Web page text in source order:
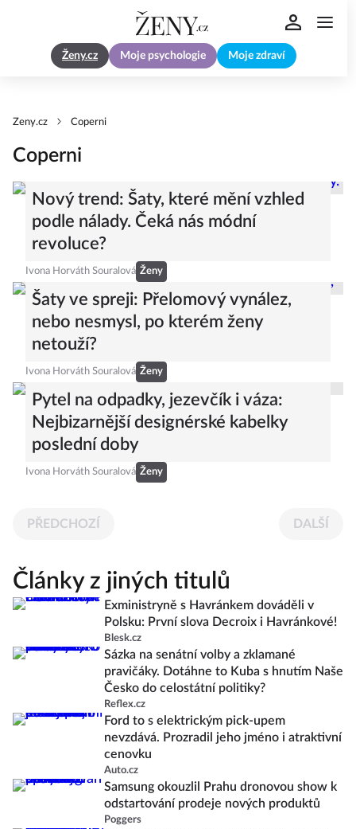
Ženy.cz Moje psychologie Moje zdraví
Zeny.cz Coperni
Coperni
Nový trend: Šaty, které mění vzhled
podle nálady. Čeká nás módní
revoluce?
Ivona Horváth Souralová Ženy
Šaty ve spreji: Přelomový vynález,
nebo nesmysl, po kterém ženy
netouží?
Ivona Horváth Souralová Ženy
Pytel na odpadky, jezevčík i váza:
Nejbizarnější designérské kabelky
poslední doby
Ivona Horváth Souralová Ženy
PŘEDCHOZÍ DALŠÍ
Články z jiných titulů
Exministryně s Havránkem dováděli v
Polsku: První slova Decroix i Havránkové!
Blesk.cz
Sázka na senátní volby a zklamané
pravičáky. Dotáhne to Kuba s hnutím Naše
Česko do celostátní politiky?
Reflex.cz
Ford to s elektrickým pick-upem
nevzdává. Prozradil jeho jméno i atraktivní
cenovku
Auto.cz
Samsung okouzlil Prahu dronovou show k
odstartování prodeje nových produktů
Poggers